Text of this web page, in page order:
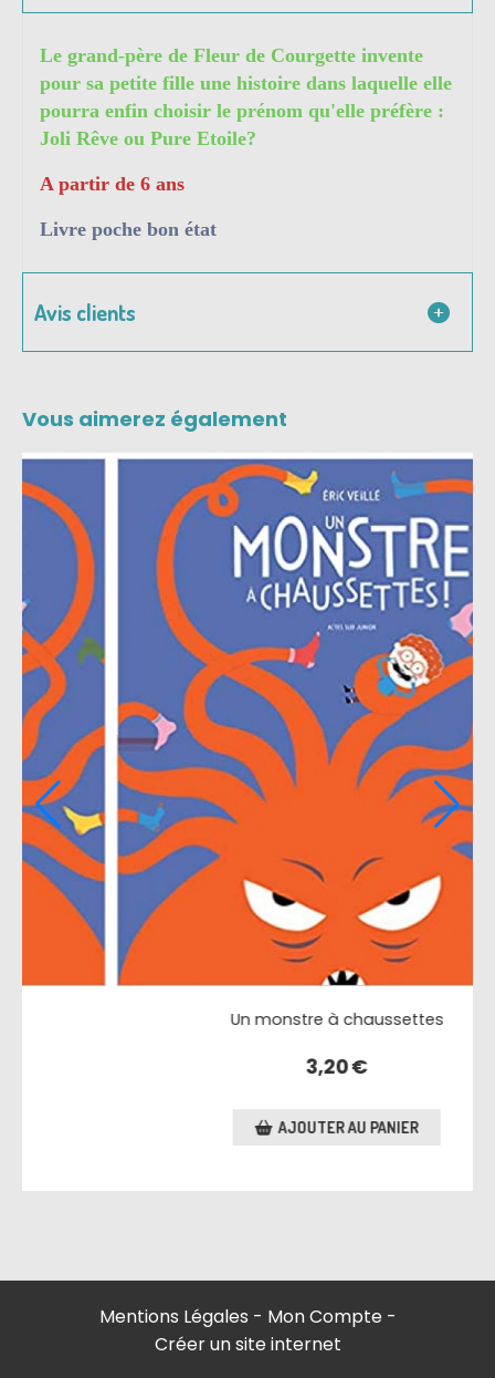
Le grand-père de Fleur de Courgette invente
pour sa petite fille une histoire dans laquelle elle
pourra enfin choisir le prénom qu'elle préfère :
Joli Rêve ou Pure Etoile?
A partir de 6 ans
Livre poche bon état
Avis clients
Vous aimerez également
Un monstre à chaussettes
3,20€
AJOUTER AU PANIER
Mentions Légales
Mon Compte
Créer un site internet